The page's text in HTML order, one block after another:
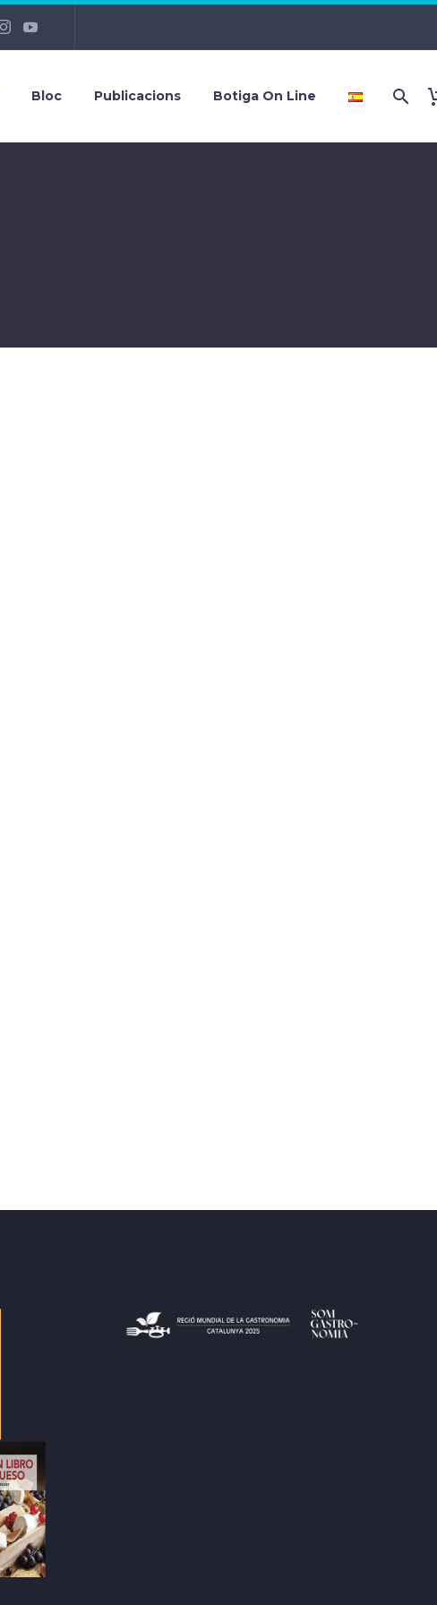
Bloc Publicacions Botiga On Line